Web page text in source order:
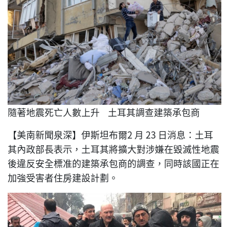
隨著地震死亡人數上升 土耳其調查建築承包商
【美南新聞泉深】伊斯坦布爾2 月 23 日消息：土耳
其內政部長表示，土耳其將擴大對涉嫌在毀滅性地震
後違反安全標准的建築承包商的調查，同時該國正在
加強受害者住房建設計劃。